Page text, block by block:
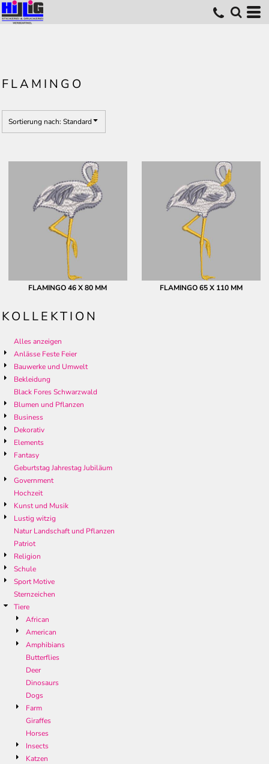
FLAMINGO
Sortierung nach: Standard
FLAMINGO 46 X 80 MM FLAMINGO 65 X 110 MM
KOLLEKTION
Alles anzeigen
Anlässe Feste Feier
Bauwerke und Umwelt
Bekleidung
Black Fores Schwarzwald
Blumen und Pflanzen
Business
Dekorativ
Elements
Fantasy
Geburtstag Jahrestag Jubiläum
Government
Hochzeit
Kunst und Musik
Lustig witzig
Natur Landschaft und Pflanzen
Patriot
Religion
Schule
Sport Motive
Sternzeichen
Tiere
African
American
Amphibians
Butterflies
Deer
Dinosaurs
Dogs
Farm
Giraffes
Horses
Insects
Katzen
Standard